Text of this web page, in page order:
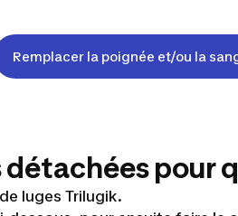
Remplacer la poignée et/ou la
pour
luges Trilugik.